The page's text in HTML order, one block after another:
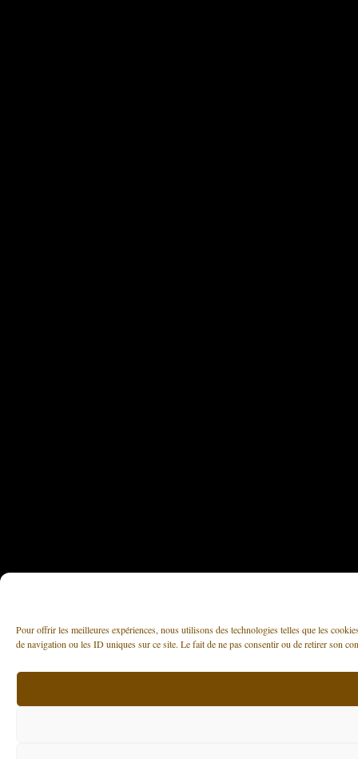
Pour offrir les meilleures expériences, nous utilisons des technologies telles que les
de navigation ou les ID uniques sur ce site. Le fait de ne pas consentir ou de retirer son